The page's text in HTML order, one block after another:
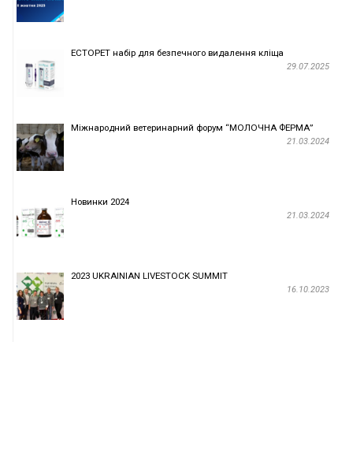
ECTOPET набір для безпечного видалення кліща
29.07.2025
Міжнародний ветеринарний форум “МОЛОЧНА ФЕРМА”
21.03.2024
Новинки 2024
21.03.2024
2023 UKRAINIAN LIVESTOCK SUMMIT
16.10.2023